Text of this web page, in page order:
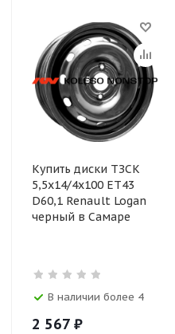
Купить диски ТЗСК
5,5x14/4x100 ET43
D60,1 Renault Logan
черный в Самаре
В наличии более 4
2 567 ₽